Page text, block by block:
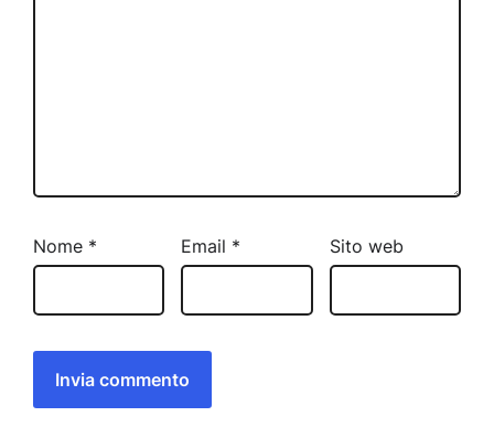
Nome * Email * Sito web